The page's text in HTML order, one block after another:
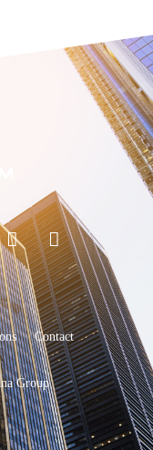
Contact
Group